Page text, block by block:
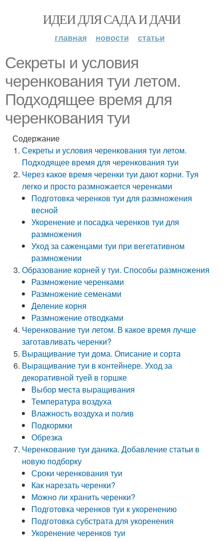
ИДЕИ ДЛЯ САДА И ДАЧИ
главная новости статьи
Секреты и условия
черенкования туи летом.
Подходящее время для
черенкования туи
Содержание
Секреты и условия черенкования туи летом.
Подходящее время для черенкования туи
Через какое время черенки туи дают корни. Туя
легко и просто размножается черенками
Подготовка черенков туи для размножения
весной
Укоренение и посадка черенков туи для
размножения
Уход за саженцами туи при вегетативном
размножении
Образование корней у туи. Способы размножения
Размножение черенками
Размножение семенами
Деление корня
Размножение отводками
Черенкование туи летом. В какое время лучше
заготавливать черенки?
Выращивание туи дома. Описание и сорта
Выращивание туи в контейнере. Уход за
декоративной туей в горшке
Выбор места выращивания
Температура воздуха
Влажность воздуха и полив
Подкормки
Обрезка
Черенкование туи даника. Добавление статьи в
новую подборку
Сроки черенкования туи
Как нарезать черенки?
Можно ли хранить черенки?
Подготовка черенков туи к укоренению
Подготовка субстрата для укоренения
Укоренение черенков туи